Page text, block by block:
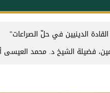
القادة الدينيين في حلّ الصراعات"
فضيلة الشيخ د. ⁧‫محمد العيسى‬⁩‬⁩